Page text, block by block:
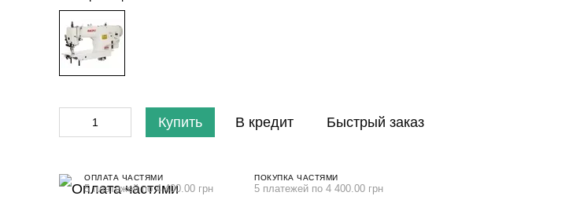
Купить В кредит Быстрый заказ
ОПЛАТА ЧАСТЯМИ
5 платежей по 4 400.00 грн
ПОКУПКА ЧАСТЯМИ
5 платежей по 4 400.00 грн